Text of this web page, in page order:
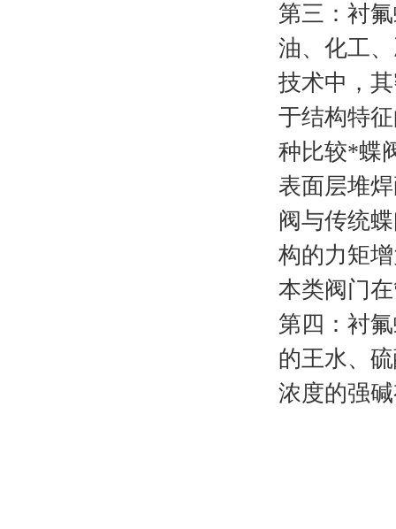
第三：衬
油、化工
技术中，
于结构特
种比较*蝶
表面层堆
阀与传统
构的力矩
本类阀门
第四：衬
的王水、
浓度的强